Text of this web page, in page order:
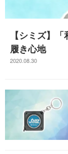
【シミズ】
履き心地
2020.08.30